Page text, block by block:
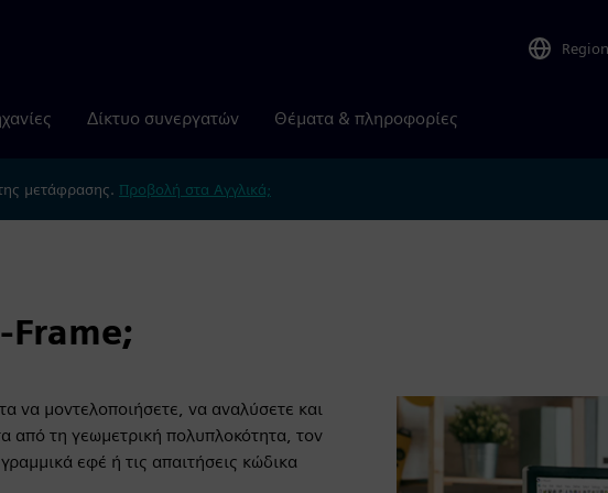
Region
Δίκτυο συνεργατών Θέματα & πληροφορίες
μετάφρασης. Προβολή στα Αγγλικά;
Frame;
να μοντελοποιήσετε, να αναλύσετε και
από τη γεωμετρική πολυπλοκότητα, τον
εφέ ή τις απαιτήσεις κώδικα